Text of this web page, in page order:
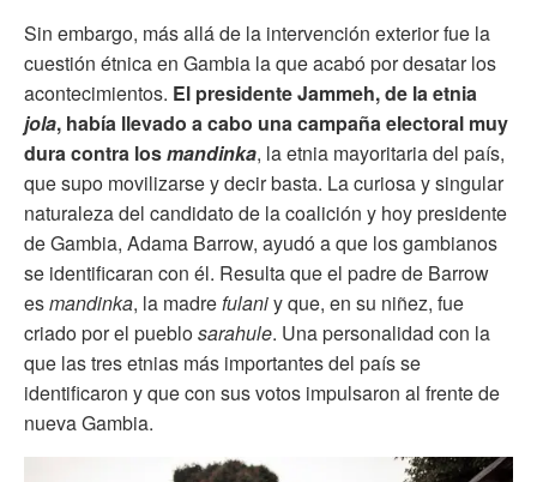
Sin embargo, más allá de la intervención exterior fue la
cuestión étnica en Gambia la que acabó por desatar los
acontecimientos. El presidente Jammeh, de la etnia
jola, había llevado a cabo una campaña electoral muy
dura contra losmandinka, la etnia mayoritaria del país,
que supo movilizarse y decir basta. La curiosa y singular
naturaleza del candidato de la coalición y hoy presidente
de Gambia, Adama Barrow, ayudó a que los gambianos
se identificaran con él. Resulta que el padre de Barrow
esmandinka, la madrefulaniy que, en su niñez, fue
criado por el pueblosarahule. Una personalidad con la
que las tres etnias más importantes del país se
identificaron y que con sus votos impulsaron al frente de
nueva Gambia.